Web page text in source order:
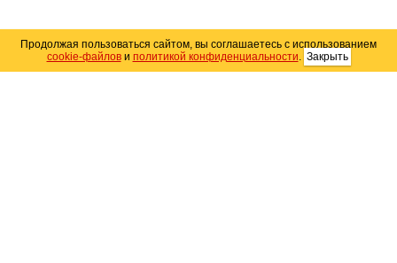
Продолжая пользоваться сайтом, вы соглашаетесь с использованием
cookie-файлови политикой конфиденциальности. Закрыть